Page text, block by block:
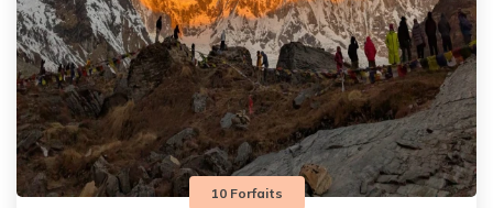
10 Forfaits